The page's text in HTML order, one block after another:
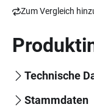
Zum Vergleich
Technische
Stammdaten